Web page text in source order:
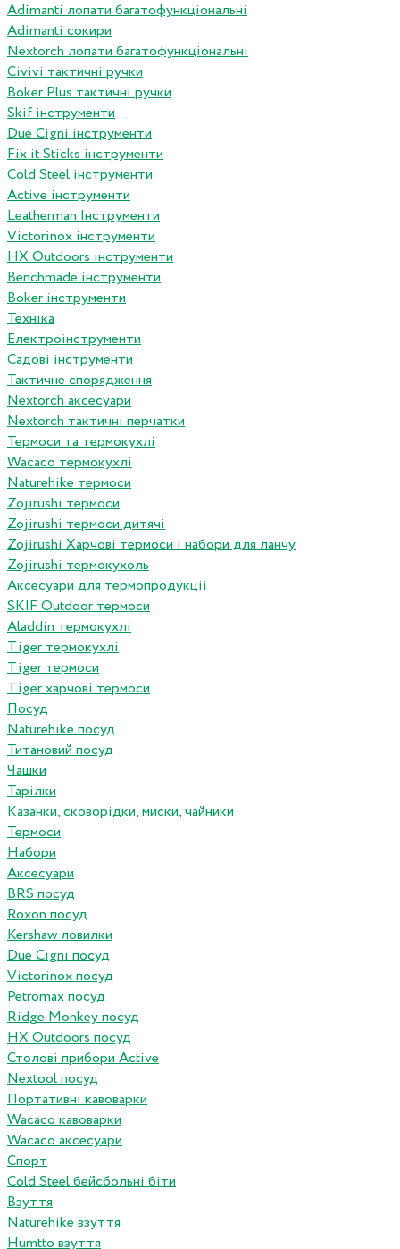
Adimanti лопати багатофункціональні
Adimanti сокири
Nextorch лопати багатофункціональні
Сivivi тактичні ручки
Boker Plus тактичні ручки
Skif інструменти
Due Cigni інструменти
Fix it Sticks інструменти
Сold Steel інструменти
Active інструменти
Leatherman Інструменти
Victorinox інструменти
HX Outdoors інструменти
Benchmade інструменти
Boker інструменти
Техніка
Електроінструменти
Садові інструменти
Тактичне спорядження
Nextorch аксесуари
Nextorch тактичні перчатки
Термоси та термокухлі
Wacaco термокухлі
Naturehike термоси
Zojirushi термоси
Zojirushi термоси дитячі
Zojirushi Харчові термоси і набори для ланчу
Zojirushi термокухоль
Аксесуари для термопродукціі
SKIF Outdoor термоси
Aladdin термокухлі
Tiger термокухлі
Tiger термоси
Tiger харчові термоси
Посуд
Naturehike посуд
Титановий посуд
Чашки
Тарілки
Казанки, сковорідки, миски, чайники
Термоси
Набори
Аксесуари
BRS посуд
Roxon посуд
Kershaw ловилки
Due Cigni посуд
Victorinox посуд
Petromax посуд
Ridge Monkey посуд
HX Outdoors посуд
Столові прибори Active
Nextool посуд
Портативні кавоварки
Wacaco кавоварки
Wacaco аксесуари
Спорт
Cold Steel бейсбольні біти
Взуття
Naturehike взуття
Humtto взуття